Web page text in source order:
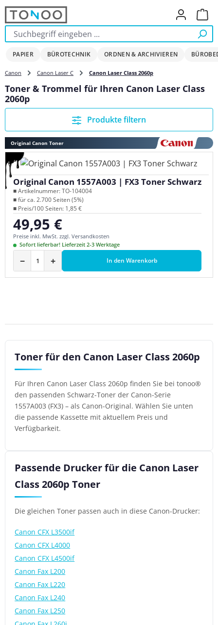
Zum Hauptinhalt springen
PAPIER BÜROTECHNIK ORDNEN & ARCHIVIEREN
Canon Canon Laser C Canon Laser Class 2060p
Toner & Trommel für Ihren Canon Laser Class
2060p
Produkte filtern
Original Canon Toner
Original Canon 1557A003 | FX3 Toner Schwarz
■ Artikelnummer: TO-104004
■ für ca. 2.700 Seiten (5%)
■ Preis/100 Seiten: 1,85 €
Regulärer Preis:
49,95 €
Preise inkl. MwSt. zzgl. Versandkosten
Sofort lieferbar! Lieferzeit 2-3 Werktage
− + In den Warenkorb
Toner für den Canon Laser Class 2060p
Für Ihren Canon Laser Class 2060p finden Sie bei tonoo®
den passenden Schwarz-Toner der Canon-Serie
1557A003 (FX3) – als Canon-Original. Wählen Sie unten
die passende Kassette mit aktuellem Preis und
Verfügbarkeit.
Passende Drucker für die Canon Laser
Class 2060p Toner
Die gleichen Toner passen auch in diese Canon-Drucker:
Canon CFX L3500if
Canon CFX L4000
Canon CFX L4500if
Canon Fax L200
Canon Fax L220
Canon Fax L240
Canon Fax L250